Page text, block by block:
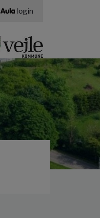
login